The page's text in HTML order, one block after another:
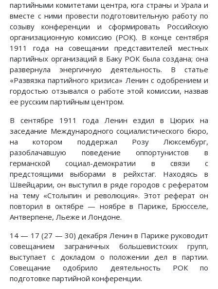
партийными комитетами центра, юга страны и Урала и
вместе с ними провести подготовительную работу по
созыву конференции и сформировать Российскую
организационную комиссию (РОК). В конце сентября
1911 года на совещании представителей местных
партийных организаций в Баку РОК была создана; она
развернула энергичную деятельность. В статье
«Развязка партийного кризиса» Ленин с одобрением и
гордостью отзывался о работе этой комиссии, назвав
ее русским партийным центром.
В сентябре 1911 года Ленин ездил в Цюрих на
заседание Международного социалистического бюро,
на котором поддержал Розу Люксембург,
разоблачавшую поведение оппортунистов в
германской социал-демократии в связи с
предстоящими выборами в рейхстаг. Находясь в
Швейцарии, он выступил в ряде городов с рефератом
на тему «Столыпин и революция». Этот реферат он
повторил в октябре — ноябре в Париже, Брюсселе,
Антверпене, Льеже и Лондоне.
14 — 17 (27 — 30) декабря Ленин в Париже руководит
совещанием заграничных большевистских групп,
выступает с докладом о положении дел в партии.
Совещание одобрило деятельность РОК по
подготовке партийной конференции.